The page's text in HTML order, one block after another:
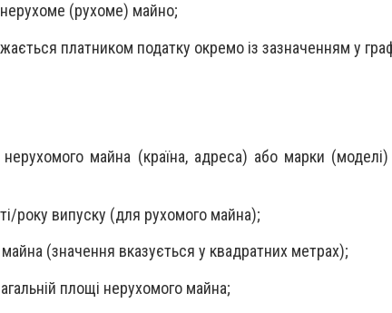
(рухоме) майно;
платником податку окремо із зазначенням у
майна (країна, адреса) або марки
року випуску (для рухомого майна);
(значення вказується у квадратних метрах);
площі нерухомого майна;